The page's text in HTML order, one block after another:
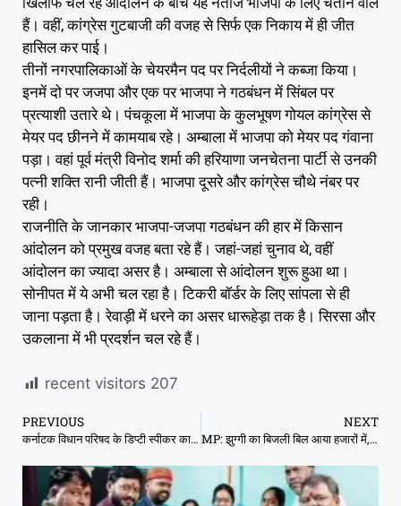
हैं। वहीं, कांग्रेस गुटबाजी की वजह से सिर्फ एक निकाय में ही जीत
हासिल कर पाई।
तीनों नगरपालिकाओं के चेयरमैन पद पर निर्दलीयों ने कब्जा किया।
इनमें दो पर जजपा और एक पर भाजपा ने गठबंधन में सिंबल पर
प्रत्याशी उतारे थे। पंचकूला में भाजपा के कुलभूषण गोयल कांग्रेस से
मेयर पद छीनने में कामयाब रहे। अम्बाला में भाजपा को मेयर पद गंवाना
पड़ा। वहां पूर्व मंत्री विनोद शर्मा की हरियाणा जनचेतना पार्टी से उनकी
पत्नी शक्ति रानी जीती हैं। भाजपा दूसरे और कांग्रेस चौथे नंबर पर
रही।
राजनीति के जानकार भाजपा-जजपा गठबंधन की हार में किसान
आंदोलन को प्रमुख वजह बता रहे हैं। जहां-जहां चुनाव थे, वहीं
आंदोलन का ज्यादा असर है। अम्बाला से आंदोलन शुरू हुआ था।
सोनीपत में ये अभी चल रहा है। टिकरी बॉर्डर के लिए सांपला से ही
जाना पड़ता है। रेवाड़ी में धरने का असर धारूहेड़ा तक है। सिरसा और
उकलाना में भी प्रदर्शन चल रहे हैं।
recent visitors 207
PREVIOUS
कर्नाटक विधान परिषद के डिप्टी स्पीकर का शव मिला
NEXT
MP: झुग्गी का बिजली बिल आया हजारों में, ऊर्जा मंत्री देखने पहुंचे तो निकला 212 रुपये